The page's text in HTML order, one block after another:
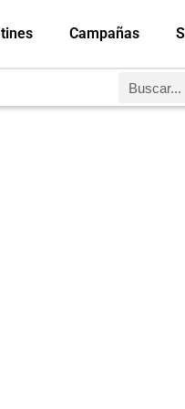
Campañas